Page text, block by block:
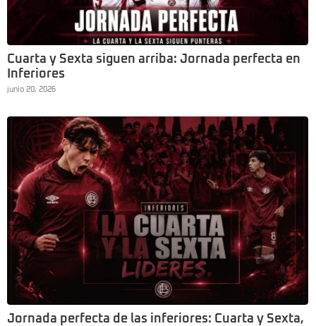
Cuarta y Sexta siguen arriba: Jornada perfecta en
Inferiores
junio 20, 2026
Jornada perfecta de las inferiores: Cuarta y Sexta,